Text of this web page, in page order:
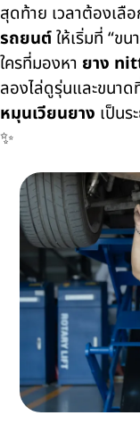
สุดท้าย เวลาต้องเลื
รถยนต์ให้เริ่มที่ “ข
ใครที่มองหา ยาง
ลองไล่ดูรุ่นและขนา
หมุนเวียนยาง เป็นร
✨